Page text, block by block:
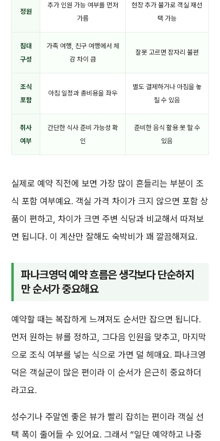
정원
추가 인원 가능 여부를 먼저
가름
현장 추가 불가로 객실 재선
택 가능
침대
구성
가족 여행, 친구 여행에서 체
감 차이 큼
잘못 고르면 잠자리 불편
조식
포함
아침 일정과 총비용을 좌우
별도 결제하거나 아침을 놓
칠 수 있음
취사
여부
간단한 식사 준비 가능성 확
인
준비한 음식 활용 못 할 수
있음
실제로 예약 직전에 보면 가장 많이 흔들리는 부분이 조
식 포함 여부예요. 객실 가격 차이가 크지 않으면 포함 상
품이 편하고, 차이가 크면 주변 식당과 비교해서 따져보
면 됩니다. 이 계산만 잘해도 숙박비가 꽤 깔끔해져요.
파나크영덕 예약 흐름은 생각보다 단순하지
만 순서가 중요해요
예약할 때는 복잡하게 느껴져도 순서만 잡으면 됩니다.
먼저 원하는 뷰를 정하고, 그다음 인원을 맞추고, 마지막
으로 조식 여부를 넣는 식으로 가면 덜 헤매요. 파나크영
덕은 객실군이 많은 편이라 이 순서가 은근히 중요하더
라고요.
성수기나 주말엔 좋은 뷰가 빨리 잡히는 편이라 객실 선
택 폭이 줄어들 수 있어요. 그래서 “일단 예약하고 나중